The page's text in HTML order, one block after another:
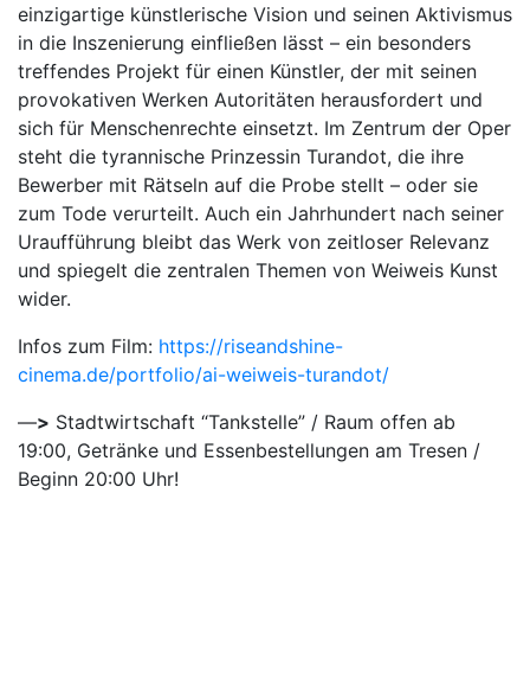
einzigartige künstlerische Vision und seinen Aktivismus
in die Inszenierung einfließen lässt – ein besonders
treffendes Projekt für einen Künstler, der mit seinen
provokativen Werken Autoritäten herausfordert und
sich für Menschenrechte einsetzt. Im Zentrum der Oper
steht die tyrannische Prinzessin Turandot, die ihre
Bewerber mit Rätseln auf die Probe stellt – oder sie
zum Tode verurteilt. Auch ein Jahrhundert nach seiner
Uraufführung bleibt das Werk von zeitloser Relevanz
und spiegelt die zentralen Themen von Weiweis Kunst
wider.
Infos zum Film: https://riseandshine-
cinema.de/portfolio/ai-weiweis-turandot/
—> Stadtwirtschaft “Tankstelle” / Raum offen ab
19:00, Getränke und Essenbestellungen am Tresen /
Beginn 20:00 Uhr!